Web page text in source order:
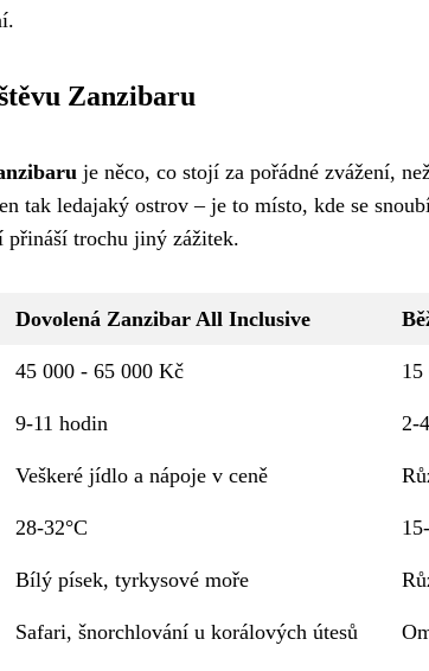
Zanzibaru
je něco, co stojí za pořádné zvážení,
tak ledajaký ostrov – je to místo, kde se
přináší trochu jiný zážitek.
Dovolená Zanzibar All Inclusive
45 000 - 65 000 Kč
9-11 hodin 2-
Veškeré jídlo a nápoje v ceně
28-32°C
Bílý písek, tyrkysové moře
Safari, šnorchlování u korálových útesů